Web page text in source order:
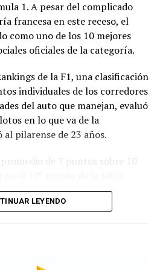
la concesión del Minella
delicadísima situación
el cual Minella Stadium
irregularidades en la
el Municipio.
la Justicia, derivó en
sectores políticos y en
tanto el proceso licitatorio
continúa siendo seguido de
1. A pesar del complicado
francesa en este receso, el
como uno de los 10 mejores
oficiales de la categoría.
de la F1, una clasificación
individuales de los corredores
del auto que manejan, evaluó
en lo que va de la
pilarense de 23 años.
de 7 puntos sobre 10
con el francés Isack Hadjar,
la compleja segunda butaca de
LEYENDO